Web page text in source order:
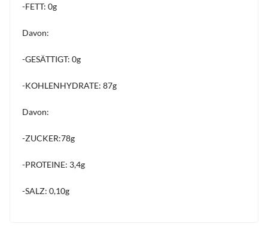
-FETT: 0g
Davon:
-GESÄTTIGT: 0g
-KOHLENHYDRATE: 87g
Davon:
-ZUCKER:78g
-PROTEINE: 3,4g
-SALZ: 0,10g